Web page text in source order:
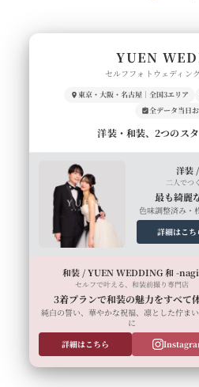
YUEN
セルフフォトウェディン
東京・大阪・名古屋｜全国3エリア
全データ当日
洋装・和装、2つのス
洋装
二人でつ
最も綺麗
色味調整済み・
詳細はこち
和装 / YUEN WEDDING 和 -
セルフで叶える、和装前撮り専門店
3着プランで和装の魅力をすべて
純白の誓い、華やかな祝福、凛とした佇ま
に
詳細はこちら